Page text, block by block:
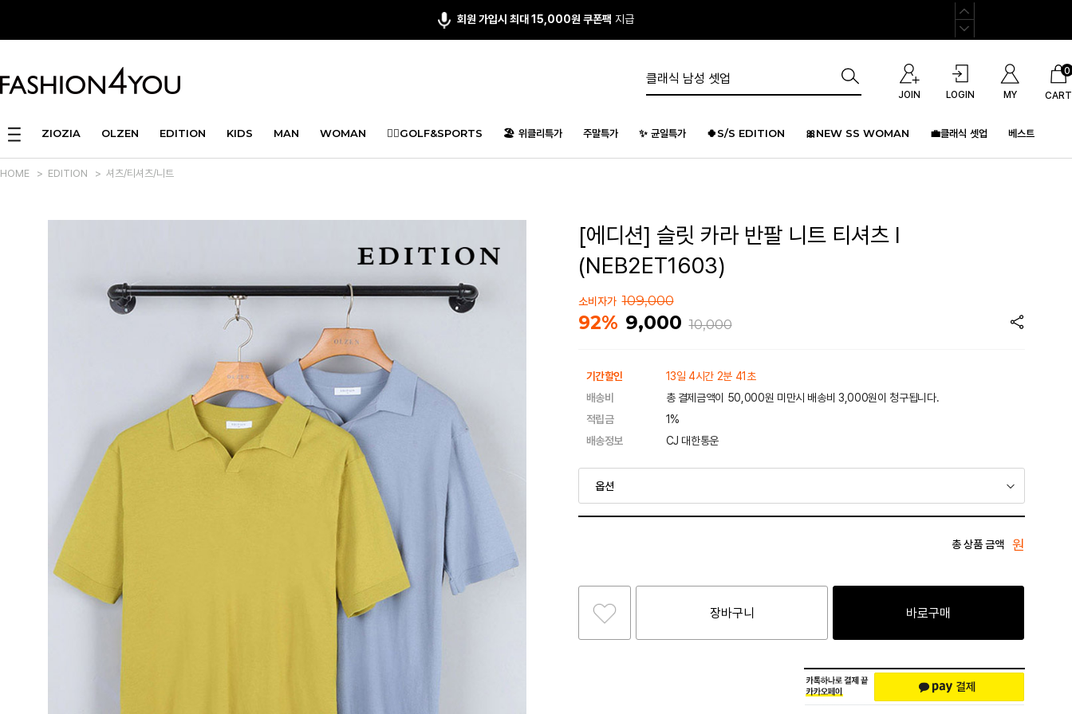
회원 가입시 최대 15,000원 쿠폰팩 지급
JOIN LOGIN MY CART
0
ZIOZIA OLZEN EDITION KIDS MAN WOMAN 🏌️‍♂️GOLF&SPORTS 🏖️ 위클리특가 주말특가 ✨ 균일특가 🍀S/S EDITION 🎀NEW SS WOMAN 💼클래식 셋업 베스트
HOME > EDITION > 셔츠/티셔츠/니트
[에디션] 슬릿 카라 반팔 니트 티셔츠 I
(NEB2ET1603)
소비자가 109,000
92% 9,000 10,000
기간할인
13일 4시간 2분 41초
배송비
총 결제금액이 50,000원 미만시 배송비 3,000원이 청구됩니다.
적립금
1%
배송정보
CJ 대한통운
총 상품 금액 원
장바구니 바로구매